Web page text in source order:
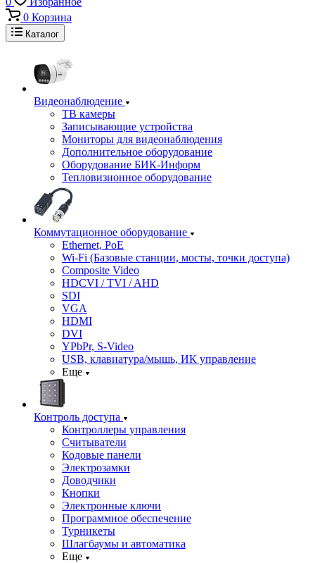
0 Корзина
Каталог
Видеонаблюдение
ТВ камеры
Записывающие устройства
Мониторы для видеонаблюдения
Дополнительное оборудование
Оборудование БИК-Информ
Тепловизионное оборудование
Коммутационное оборудование
Ethernet, PoE
Wi-Fi (Базовые станции, мосты, точки доступа)
Composite Video
HDCVI / TVI / AHD
SDI
VGA
HDMI
DVI
YPbPr, S-Video
USB, клавиатура/мышь, ИК управление
Еще
Контроль доступа
Контроллеры управления
Считыватели
Кодовые панели
Электрозамки
Доводчики
Кнопки
Электронные ключи
Программное обеспечение
Турникеты
Шлагбаумы и автоматика
Еще